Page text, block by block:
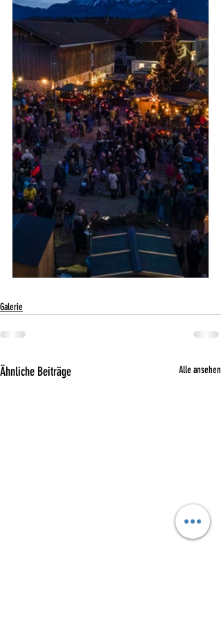
Galerie
Ähnliche Beiträge Alle ansehen